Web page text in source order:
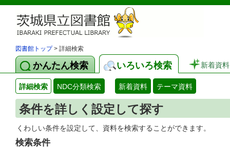
図書館トップ> 詳細検索
かんたん検索 いろいろ検索 新着資料
詳細検索 NDC分類検索 新着資料 テーマ資料
条件を詳しく設定して探す
くわしい条件を設定して、資料を検索することができます。
検索条件